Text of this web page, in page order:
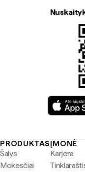
PRODUKTAS
Šalys
Mokesčiai
ĮMONĖ
Karjera